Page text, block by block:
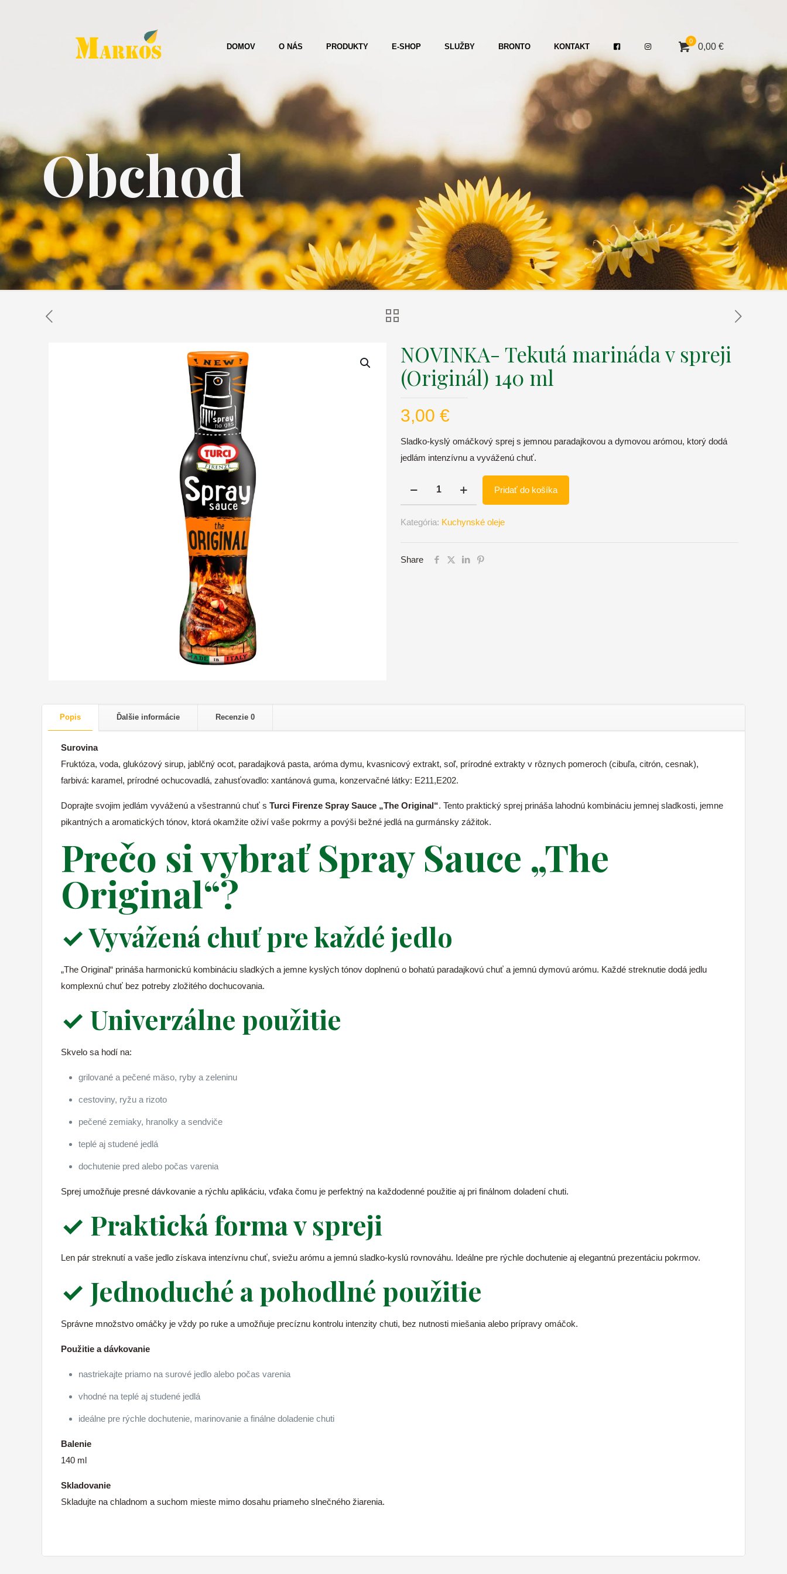
DOMOV O NÁS PRODUKTY E-SHOP SLUŽBY BRONTO KONTAKT
0
0,00 €
Obchod
NOVINKA- Tekutá marináda v spreji
(Originál) 140 ml
3,00 €
Sladko-kyslý omáčkový sprej s jemnou paradajkovou a dymovou arómou, ktorý dodá
jedlám intenzívnu a vyváženú chuť.
spreji
Pridať do košíka
Kategória: Kuchynské oleje
Share
Popis Ďalšie informácie Recenzie 0
Surovina
Fruktóza, voda, glukózový sirup, jablčný ocot, paradajková pasta, aróma dymu, kvasnicový extrakt, soľ, prírodné extrakty v rôznych pomeroch (cibuľa, citrón, cesnak),
farbivá: karamel, prírodné ochucovadlá, zahusťovadlo: xantánová guma, konzervačné látky: E211,E202.
Doprajte svojim jedlám vyváženú a všestrannú chuť s Turci Firenze Spray Sauce „The Original“. Tento praktický sprej prináša lahodnú kombináciu jemnej sladkosti, jemne
pikantných a aromatických tónov, ktorá okamžite oživí vaše pokrmy a povýši bežné jedlá na gurmánsky zážitok.
Prečo si vybrať Spray Sauce „The
Original“?
✓ Vyvážená chuť pre každé jedlo
„The Original“ prináša harmonickú kombináciu sladkých a jemne kyslých tónov doplnenú o bohatú paradajkovú chuť a jemnú dymovú arómu. Každé streknutie dodá jedlu
komplexnú chuť bez potreby zložitého dochucovania.
✓ Univerzálne použitie
Skvelo sa hodí na:
grilované a pečené mäso, ryby a zeleninu
cestoviny, ryžu a rizoto
pečené zemiaky, hranolky a sendviče
teplé aj studené jedlá
dochutenie pred alebo počas varenia
Sprej umožňuje presné dávkovanie a rýchlu aplikáciu, vďaka čomu je perfektný na každodenné použitie aj pri finálnom doladení chuti.
✓ Praktická forma v spreji
Len pár streknutí a vaše jedlo získava intenzívnu chuť, sviežu arómu a jemnú sladko-kyslú rovnováhu. Ideálne pre rýchle dochutenie aj elegantnú prezentáciu pokrmov.
✓ Jednoduché a pohodlné použitie
Správne množstvo omáčky je vždy po ruke a umožňuje precíznu kontrolu intenzity chuti, bez nutnosti miešania alebo prípravy omáčok.
Použitie a dávkovanie
nastriekajte priamo na surové jedlo alebo počas varenia
vhodné na teplé aj studené jedlá
ideálne pre rýchle dochutenie, marinovanie a finálne doladenie chuti
Balenie
140 ml
Skladovanie
Skladujte na chladnom a suchom mieste mimo dosahu priameho slnečného žiarenia.